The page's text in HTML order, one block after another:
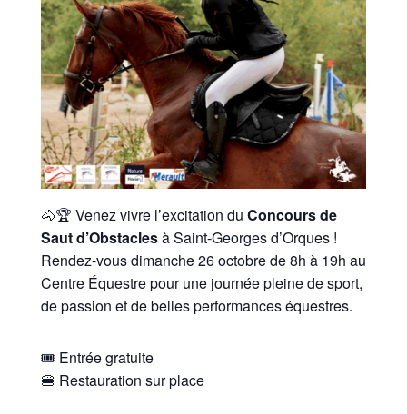
🐴🏆 Venez vivre l’excitation du Concours de
Saut d’Obstaclesà Saint-Georges d’Orques !
Rendez-vous dimanche 26 octobre de 8h à 19h au
Centre Équestre pour une journée pleine de sport,
de passion et de belles performances équestres.
🎟️ Entrée gratuite
🍔 Restauration sur place